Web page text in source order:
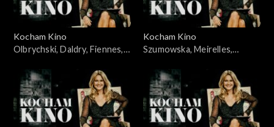
Kocham Kino
Olbrychski, Daldry, Fiennes,
Kocham Kino
Szumowska, Meirelles,